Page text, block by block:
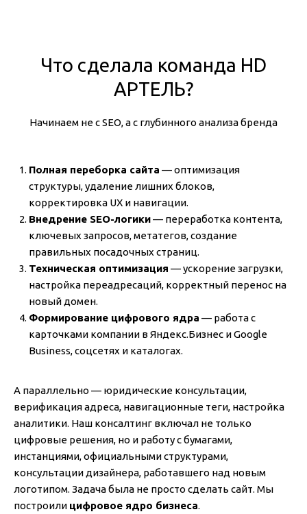
Что сделала команда HD
АРТЕЛЬ?
Начинаем не с SEO, а с глубинного анализа бренда
Полная переборка сайта — оптимизация
структуры, удаление лишних блоков,
корректировка UX и навигации.
Внедрение SEO-логики— переработка контента,
ключевых запросов, метатегов, создание
правильных посадочных страниц.
Техническая оптимизация — ускорение загрузки,
настройка переадресаций, корректный перенос на
новый домен.
Формирование цифрового ядра — работа с
карточками компании в Яндекс.Бизнес и Google
Business, соцсетях и каталогах.
А параллельно — юридические консультации,
верификация адреса, навигационные теги, настройка
аналитики. Наш консалтинг включал не только
цифровые решения, но и работу с бумагами,
инстанциями, официальными структурами,
консультации дизайнера, работавшего над новым
логотипом. Задача была не просто сделать сайт. Мы
построили цифровое ядро бизнеса.